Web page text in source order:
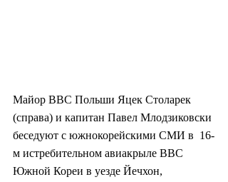
Майор ВВС Польши Яцек Столарек
(справа) и капитан Павел Млодзиковски
беседуют с южнокорейскими СМИ в  16-
м истребительном авиакрыле ВВС
Южной Кореи в уезде Йечхон,